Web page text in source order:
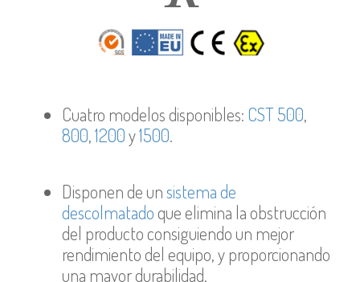
Cuatro modelos disponibles: CST 500,
800,1200y1500.
Disponen de unsistema de
descolmatado que elimina la obstrucción
del producto consiguiendo un mejor
rendimiento del equipo, y proporcionando
una mayor durabilidad.